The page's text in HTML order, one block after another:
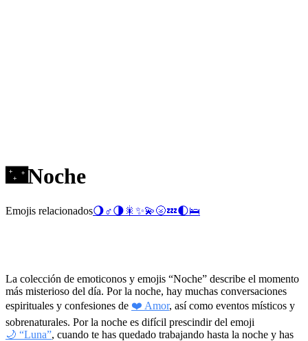
🌃Noche
Emojis relacionados🌖♂️🌗 🎇 ✨💫🌝💤🌓🛌
La colección de emoticonos y emojis “Noche” describe el momento
más misterioso del día. Por la noche, hay muchas conversaciones
espirituales y confesiones de ❤️ Amor, así como eventos místicos y
sobrenaturales. Por la noche es difícil prescindir del emoji
🌙 “Luna”, cuando te has quedado trabajando hasta la noche y has